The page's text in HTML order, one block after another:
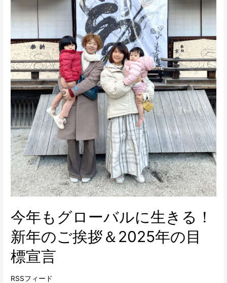
今年もグローバルに生きる！
新年のご挨拶＆2025年の目
標宣言
RSSフィード